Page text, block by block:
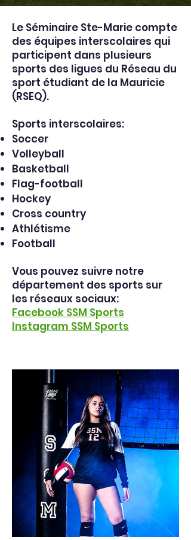
Le Séminaire Ste-Marie compte
des équipes interscolaires qui
participent dans plusieurs
sports des ligues du Réseau du
sport étudiant de la Mauricie
(RSEQ).
Sports interscolaires:​​
Soccer
Volleyball
Basketball
Flag-football
Hockey
Cross country
Athlétisme
Football
Vous pouvez suivre notre
département des sports sur
les réseaux sociaux:
Facebook SSM Sports
Instagram SSM Sports